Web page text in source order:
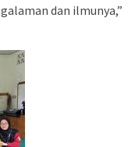
dan ilmunya,”